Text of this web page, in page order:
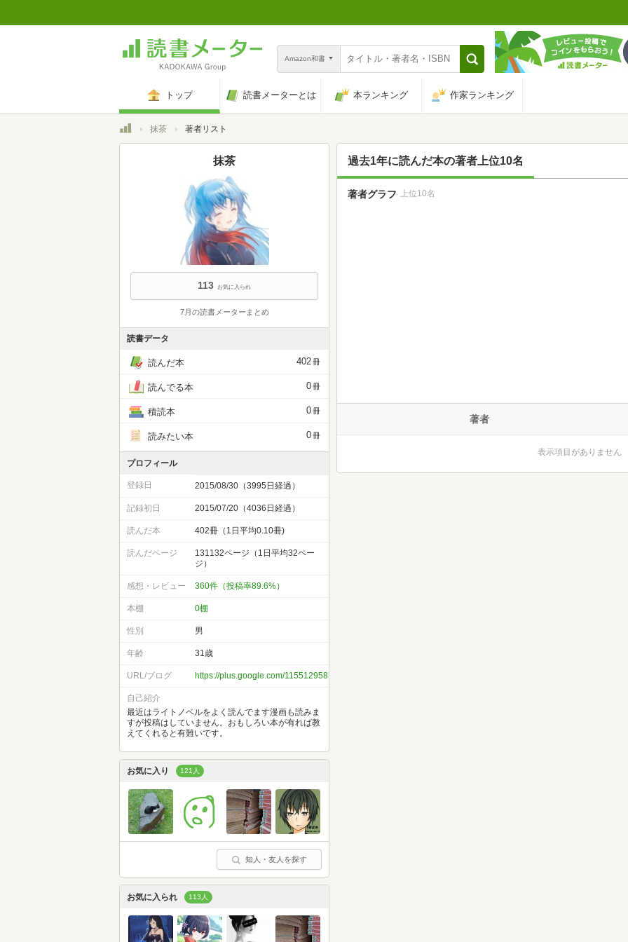
Amazon和書
トップ 読書メーターとは 本ランキング 作家ランキング
トップ抹茶 著者リスト
抹茶
113 お気に入られ
7月の読書メーターまとめ
読書データ
読んだ本 402冊
読んでる本 0冊
積読本 0冊
読みたい本 0冊
プロフィール
登録日 2015/08/30（3995日経過）
記録初日 2015/07/20（4036日経過）
読んだ本 402冊（1日平均0.10冊)
読んだページ
131132ページ（1日平均32ペー
ジ）
感想・レビュー 360件（投稿率89.6%）
本棚 0棚
性別 男
年齢 31歳
URL/ブログ https://plus.google.com/115512958706977259907
自己紹介
最近はライトノベルをよく読んでます漫画も読みま
すが投稿はしていません。おもしろい本が有れば教
えてくれると有難いです。
お気に入り 121人
知人・友人を探す
お気に入られ 113人
過去1年に読んだ本の著者上位10名
著者グラフ 上位10名
著者
表示項目がありません